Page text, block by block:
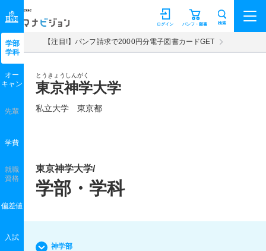
マナビジョン パンフ・願書
ログイン 検索
【注目!】パンフ請求で2000円分電子図書カードGET
とうきょうしんがく
東京神学大学
私立大学 東京都
学部
学科
オー
キャン
先輩
学費
就職
資格
偏差値
入試
東京神学大学/
学部・学科
神学部